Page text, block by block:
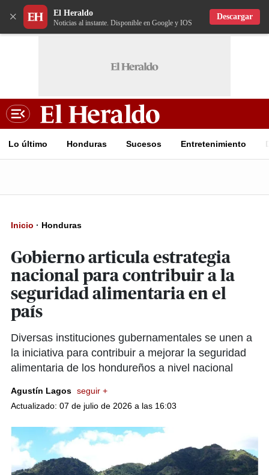
× El Heraldo
Noticias al instante. Disponible en Google y IOS
Descargar
Lo último Honduras Sucesos Entretenimiento
Inicio · Honduras
Gobierno articula estrategia
nacional para contribuir a la
seguridad alimentaria en el
país
Diversas instituciones gubernamentales se unen a
la iniciativa para contribuir a mejorar la seguridad
alimentaria de los hondureños a nivel nacional
Agustín Lagos seguir +
Actualizado: 07 de julio de 2026 a las 16:03